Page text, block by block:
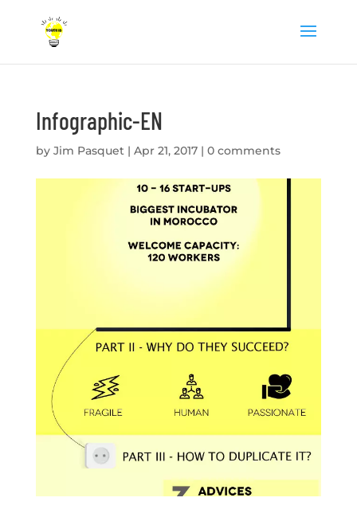
Infographic-EN
by Jim Pasquet| Apr 21, 2017| 0 comments